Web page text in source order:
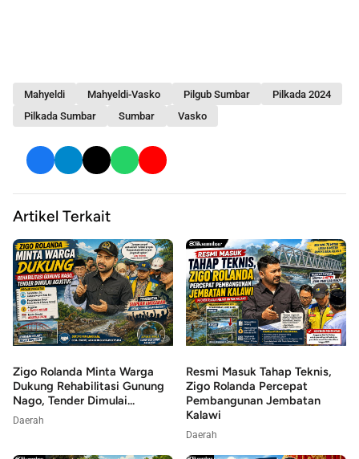
Mahyeldi Mahyeldi-Vasko Pilgub Sumbar
Pilkada 2024
Pilkada Sumbar
Sumbar Vasko
Artikel Terkait
Zigo Rolanda Minta Warga
Dukung Rehabilitasi Gunung
Nago, Tender Dimulai...
Daerah
Resmi Masuk Tahap Teknis,
Zigo Rolanda Percepat
Pembangunan Jembatan
Kalawi
Daerah